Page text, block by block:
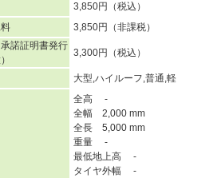
3,850円（税込）
3,850円（非課税）
諾証明書発行
3,300円（税込）
大型,ハイルーフ,普通,軽
全高 -
全幅 2,000 mm
全長 5,000 mm
重量 -
最低地上高 -
タイヤ外幅 -